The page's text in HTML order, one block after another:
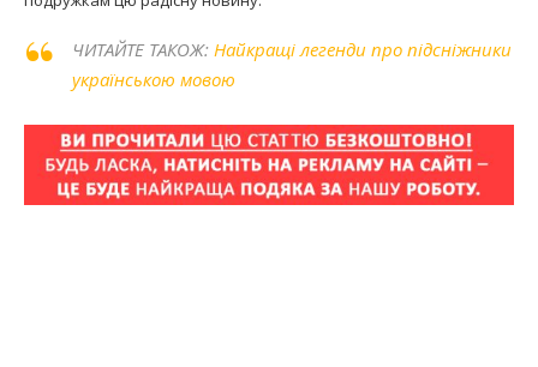
ЧИТАЙТЕ ТАКОЖ: Найкращі легенди про підсніжники
українською мовою